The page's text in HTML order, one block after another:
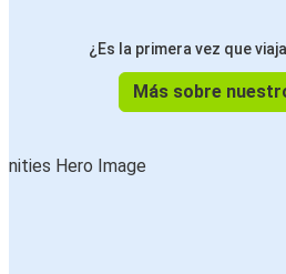
¿Es la primera vez que
Más sobre